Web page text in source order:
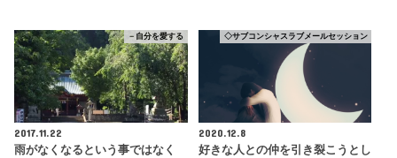
－自分を愛する
2017.11.22
雨がなくなるという事ではなく
◇サブコンシャスラブメールセッション
2020.12.8
好きな人との仲を引き裂こうとし